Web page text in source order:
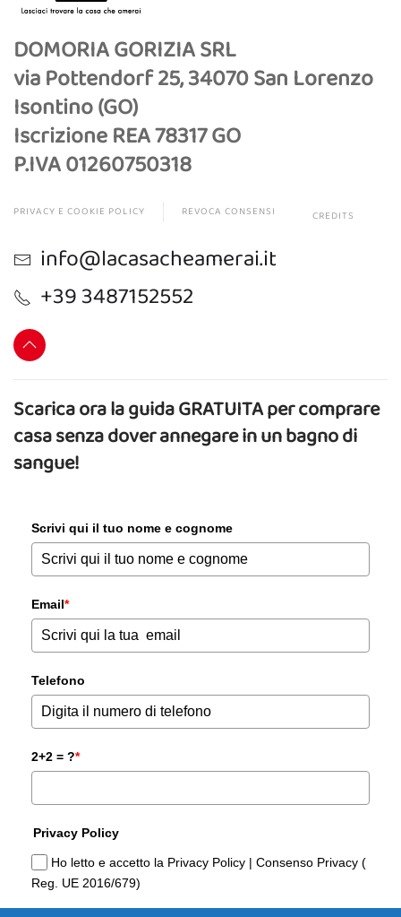
DOMORIA GORIZIA SRL
via Pottendorf 25, 34070 San Lorenzo
Isontino (GO)
Iscrizione REA 78317 GO
P.IVA 01260750318
PRIVACY E COOKIE POLICY REVOCA CONSENSI CREDITS
info@lacasacheamerai.it
+39 3487152552
Scarica ora la guida GRATUITA per comprare
casa senza dover annegare in un bagno di
sangue!
Scrivi qui il tuo nome e cognome
Email*
Telefono
2+2 = ?*
Privacy Policy
Ho letto e accetto la Privacy Policy | Consenso Privacy (
Reg. UE 2016/679)